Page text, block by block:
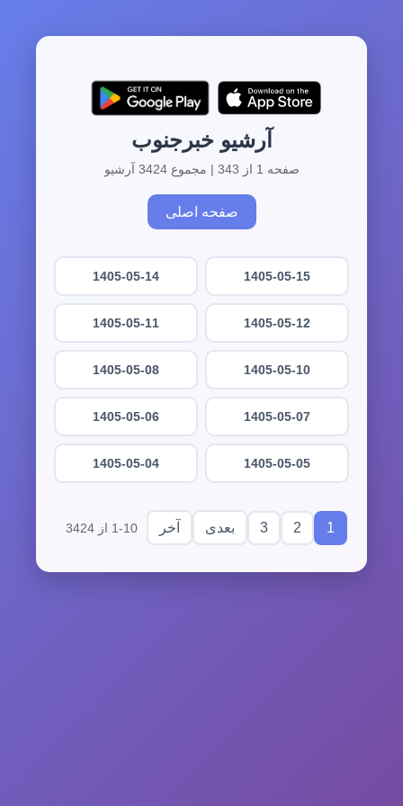
آرشیو خبرجنوب
صفحه 1 از 343 | مجموع 3424 آرشیو
صفحه اصلی
1405-05-15
1405-05-14
1405-05-12
1405-05-11
1405-05-10
1405-05-08
1405-05-07
1405-05-06
1405-05-05
1405-05-04
1
2
3 بعدی آخر 1-10 از 3424